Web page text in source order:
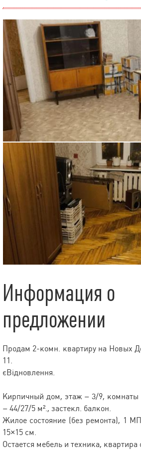
Информация о
предложении
Продам 2-комн. квартиру на Новых
11.
єВідновлення.
Кирпичный дом, этаж – 3/9,
– 44/27/5 м²., застекл. балкон.
Жилое состояние (без ремонта), 1
15×15 см.
Остается мебель и техника, квартира